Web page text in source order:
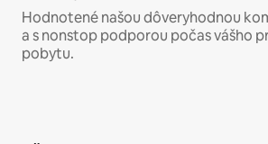
Hodnotené našou dôveryhodnou
a s nonstop podporou počas vášho
pobytu.